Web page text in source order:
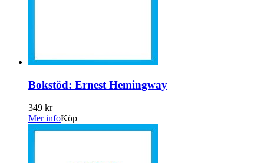
Bokstöd: Ernest Hemingway
349 kr
Mer infoKöp